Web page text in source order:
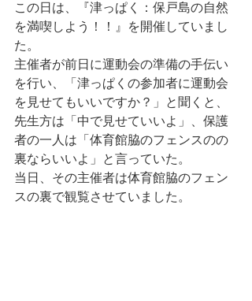
この日は、『津っぱく：保戸島の自然
を満喫しよう！！』を開催していまし
た。
主催者が前日に運動会の準備の手伝い
を行い、「津っぱくの参加者に運動会
を見せてもいいですか？」と聞くと、
先生方は「中で見せていいよ」、保護
者の一人は「体育館脇のフェンスのの
裏ならいいよ」と言っていた。
当日、その主催者は体育館脇のフェン
スの裏で観覧させていました。